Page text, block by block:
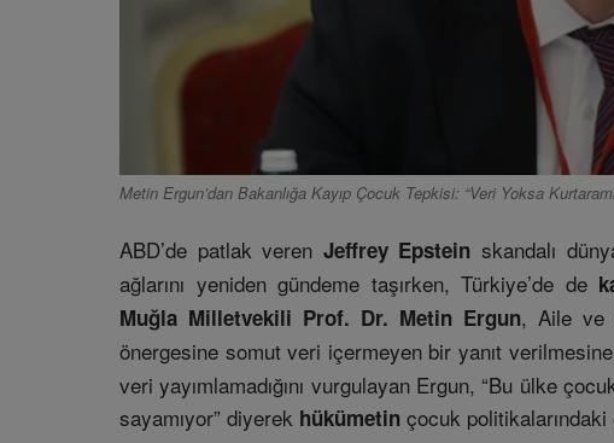
Metin Ergun’dan Bakanlığa Kayıp Çocuk Tepkisi: “Veri Yoksa
ABD’de patlak veren Jeffrey Epstein skandalı
ağlarını yeniden gündeme taşırken, Türkiye’de de
Muğla Milletvekili Prof. Dr. Metin Ergun, Aile ve
önergesine somut veri içermeyen bir yanıt
veri yayımlamadığını vurgulayan Ergun, “Bu ülke
sayamıyor” diyerek hükümetin çocuk